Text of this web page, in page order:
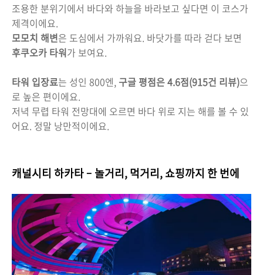
조용한 분위기에서 바다와 하늘을 바라보고 싶다면 이 코스가
제격이에요.
모모치 해변은 도심에서 가까워요. 바닷가를 따라 걷다 보면
후쿠오카 타워가 보여요.
타워 입장료는 성인 800엔, 구글 평점은 4.6점(915건 리뷰)으
로 높은 편이에요.
저녁 무렵 타워 전망대에 오르면 바다 위로 지는 해를 볼 수 있
어요. 정말 낭만적이에요.
캐널시티 하카타 – 놀거리, 먹거리, 쇼핑까지 한 번에